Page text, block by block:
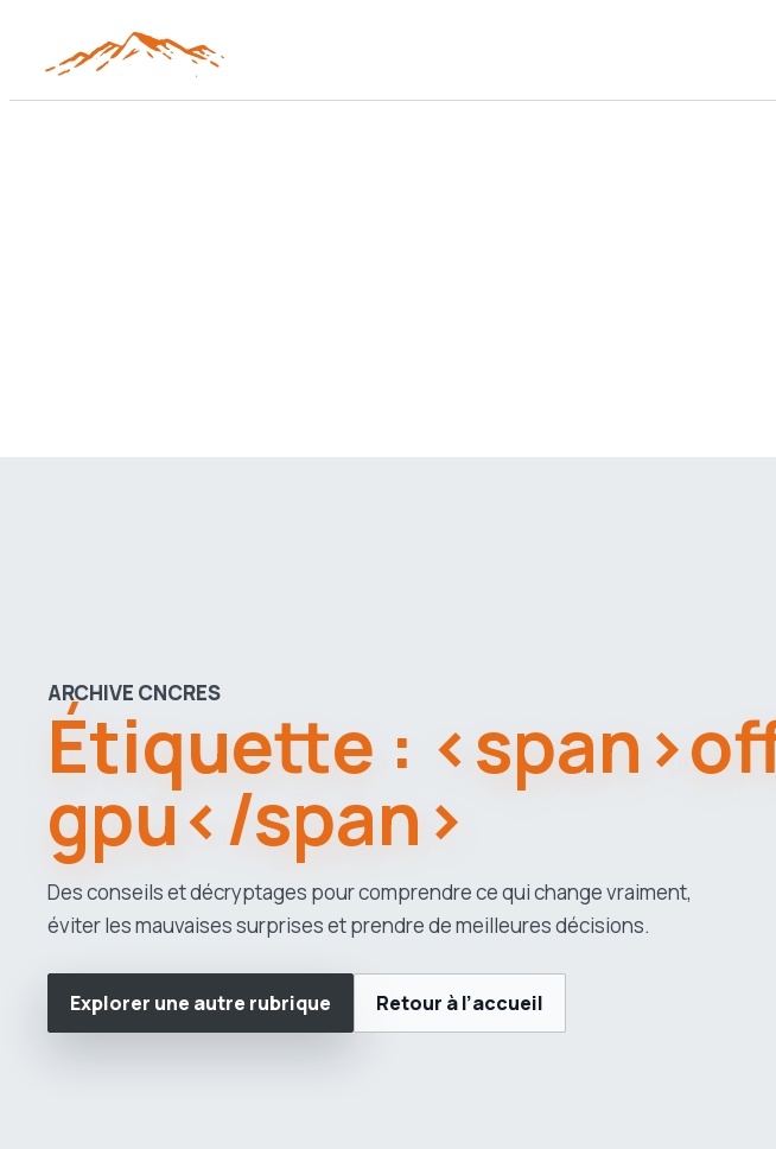
ARCHIVE CNCRES
Étiquette :
gpu</span>
Des conseils et décryptages pour comprendre ce qui change vraiment,
éviter les mauvaises surprises et prendre de meilleures décisions.
Explorer une autre rubrique Retour à l’accueil